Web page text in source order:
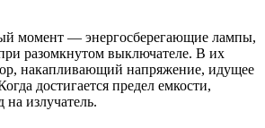
момент — энергосберегающие лампы,
разомкнутом выключателе. В их
накапливающий напряжение, идущее
достигается предел емкости,
на излучатель.